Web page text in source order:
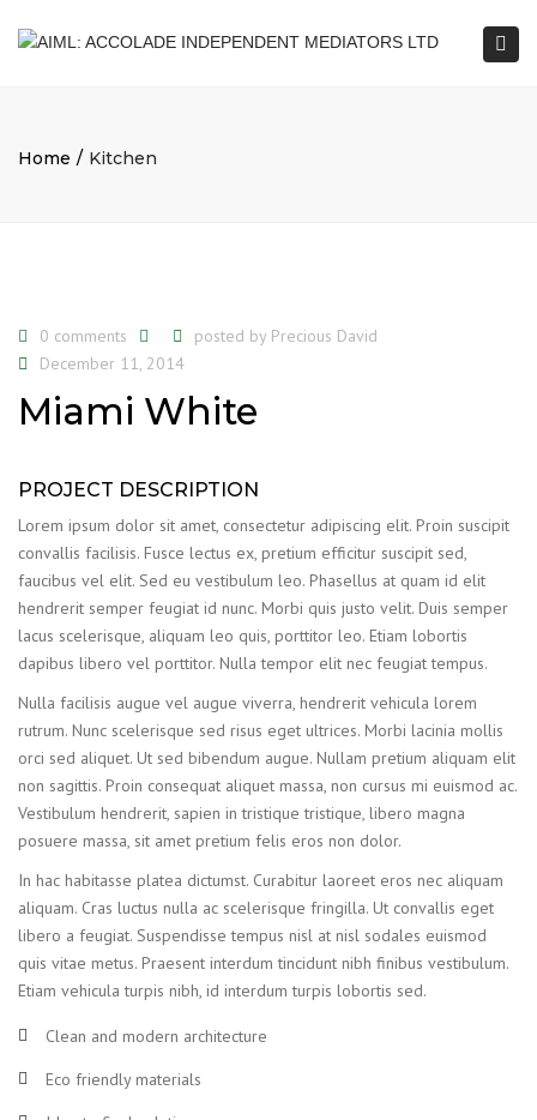
Home Kitchen
0 comments posted by Precious David
December 11, 2014
Miami White
PROJECT DESCRIPTION
Lorem ipsum dolor sit amet, consectetur adipiscing elit. Proin suscipit
convallis facilisis. Fusce lectus ex, pretium efficitur suscipit sed,
faucibus vel elit. Sed eu vestibulum leo. Phasellus at quam id elit
hendrerit semper feugiat id nunc. Morbi quis justo velit. Duis semper
lacus scelerisque, aliquam leo quis, porttitor leo. Etiam lobortis
dapibus libero vel porttitor. Nulla tempor elit nec feugiat tempus.
Nulla facilisis augue vel augue viverra, hendrerit vehicula lorem
rutrum. Nunc scelerisque sed risus eget ultrices. Morbi lacinia mollis
orci sed aliquet. Ut sed bibendum augue. Nullam pretium aliquam elit
non sagittis. Proin consequat aliquet massa, non cursus mi euismod ac.
Vestibulum hendrerit, sapien in tristique tristique, libero magna
posuere massa, sit amet pretium felis eros non dolor.
In hac habitasse platea dictumst. Curabitur laoreet eros nec aliquam
aliquam. Cras luctus nulla ac scelerisque fringilla. Ut convallis eget
libero a feugiat. Suspendisse tempus nisl at nisl sodales euismod
quis vitae metus. Praesent interdum tincidunt nibh finibus vestibulum.
Etiam vehicula turpis nibh, id interdum turpis lobortis sed.
Clean and modern architecture
Eco friendly materials